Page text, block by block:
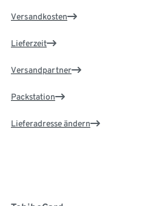
Versandkosten
Lieferzeit
Versandpartner
Packstation
Lieferadresse ändern